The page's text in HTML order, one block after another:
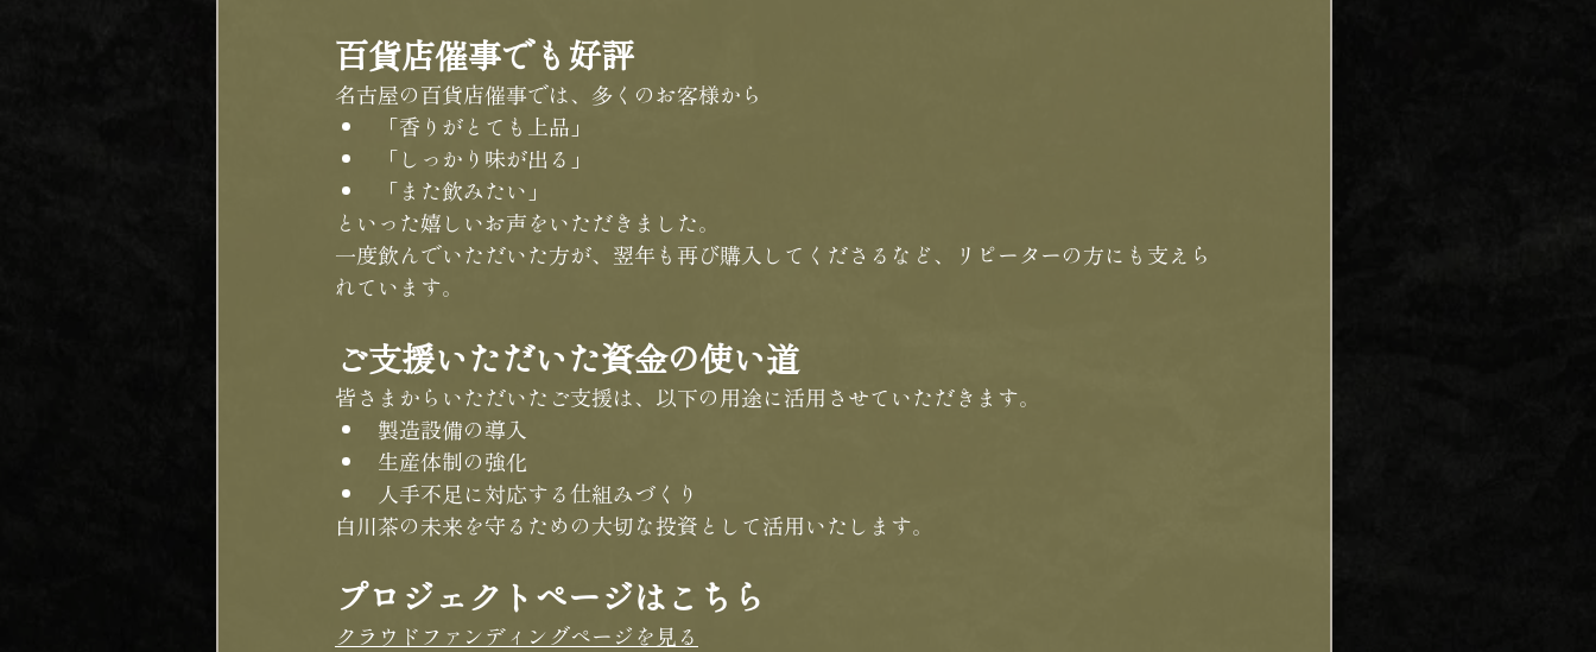
百貨店催事でも好評
名古屋の百貨店催事では、多くのお客様から
「香りがとても上品」
「しっかり味が出る」
「また飲みたい」
といった嬉しいお声をいただきました。
一度飲んでいただいた方が、翌年も再び購入してくださるなど、リピーターの方にも支えら
れています。
ご支援いただいた資金の使い道
皆さまからいただいたご支援は、以下の用途に活用させていただきます。
製造設備の導入
生産体制の強化
人手不足に対応する仕組みづくり
白川茶の未来を守るための大切な投資として活用いたします。
プロジェクトページはこちら
クラウドファンディングページを見る